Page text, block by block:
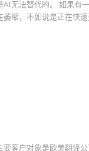
无法替代的。 如果有
缩，不如说是正在快速
客户对象是欧美翻译